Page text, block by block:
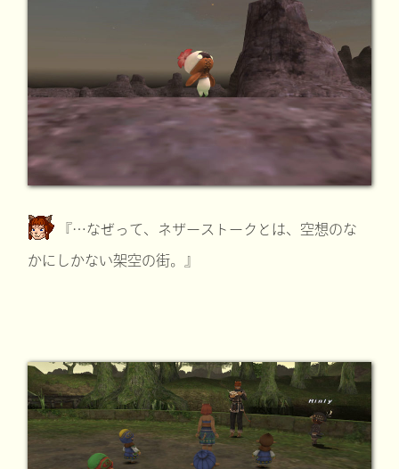
『…なぜって、ネザーストークとは、空想のな
かにしかない架空の街。』